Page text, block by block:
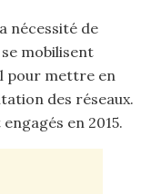
nécessité de
mobilisent
pour mettre en
des réseaux.
en 2015.